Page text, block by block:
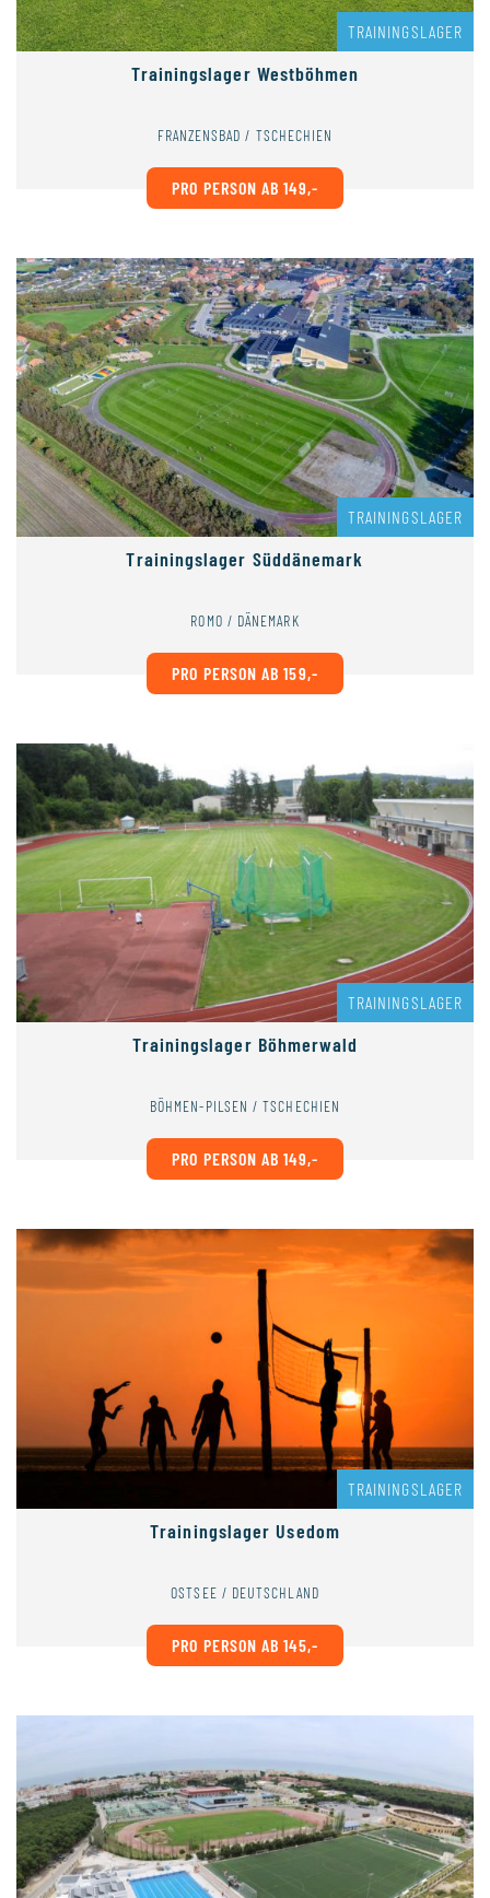
TRAININGSLAGER
Trainingslager Westböhmen
FRANZENSBAD / TSCHECHIEN
PRO PERSON AB 149,-
TRAININGSLAGER
Trainingslager Süddänemark
ROMO / DÄNEMARK
PRO PERSON AB 159,-
TRAININGSLAGER
Trainingslager Böhmerwald
BÖHMEN-PILSEN / TSCHECHIEN
PRO PERSON AB 149,-
TRAININGSLAGER
Trainingslager Usedom
OSTSEE / DEUTSCHLAND
PRO PERSON AB 145,-